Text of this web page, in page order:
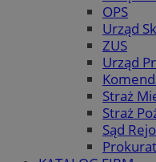
OPS
Urząd
ZUS
Urząd
Straż
Straż
Sąd